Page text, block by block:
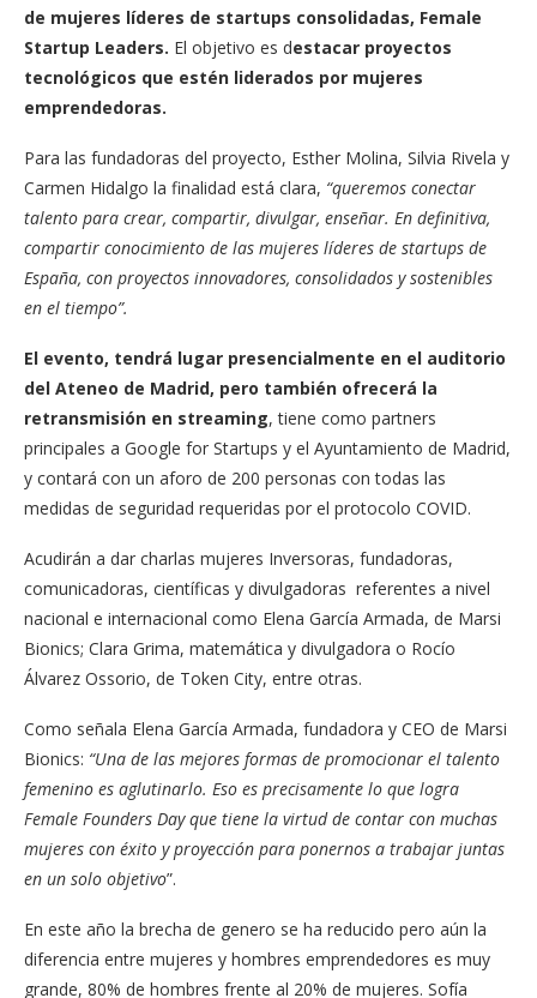
de mujeres líderes de startups consolidadas, Female
Startup Leaders. El objetivo es destacar proyectos
tecnológicos que estén liderados por mujeres
emprendedoras.
Para las fundadoras del proyecto, Esther Molina, Silvia Rivela y
Carmen Hidalgo la finalidad está clara, “queremos conectar
talento para crear, compartir, divulgar, enseñar. En definitiva,
compartir conocimiento de las mujeres líderes de startups de
España, con proyectos innovadores, consolidados y sostenibles
en el tiempo”.
El evento, tendrá lugar presencialmente en el auditorio
del Ateneo de Madrid, pero también ofrecerá la
retransmisión en streaming, tiene como partners
principales a Google for Startups y el Ayuntamiento de Madrid,
y contará con un aforo de 200 personas con todas las
medidas de seguridad requeridas por el protocolo COVID.
Acudirán a dar charlas mujeres Inversoras, fundadoras,
comunicadoras, científicas y divulgadoras referentes a nivel
nacional e internacional como Elena García Armada, de Marsi
Bionics; Clara Grima, matemática y divulgadora o Rocío
Álvarez Ossorio, de Token City, entre otras.
Como señala Elena García Armada, fundadora y CEO de Marsi
Bionics: “Una de las mejores formas de promocionar el talento
femenino es aglutinarlo. Eso es precisamente lo que logra
Female Founders Day que tiene la virtud de contar con muchas
mujeres con éxito y proyección para ponernos a trabajar juntas
en un solo objetivo”.
En este año la brecha de genero se ha reducido pero aún la
diferencia entre mujeres y hombres emprendedores es muy
grande, 80% de hombres frente al 20% de mujeres. Sofía